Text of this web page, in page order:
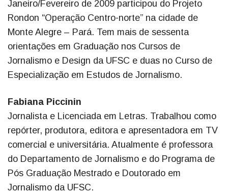
Janeiro/Fevereiro de 2009 participou do Projeto
Rondon “Operação Centro-norte” na cidade de
Monte Alegre – Pará. Tem mais de sessenta
orientações em Graduação nos Cursos de
Jornalismo e Design da UFSC e duas no Curso de
Especialização em Estudos de Jornalismo.
Fabiana Piccinin
Jornalista e Licenciada em Letras. Trabalhou como
repórter, produtora, editora e apresentadora em TV
comercial e universitária. Atualmente é professora
do Departamento de Jornalismo e do Programa de
Pós Graduação Mestrado e Doutorado em
Jornalismo da UFSC.